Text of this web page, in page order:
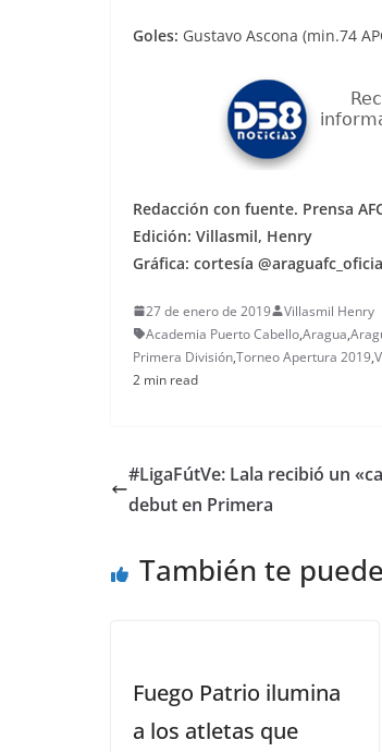
Goles: Gustavo Ascona (min.74
Redacción con fuente. Prensa
Edición: Villasmil, Henry
Gráfica: cortesía
27 de enero de 2019
Villasmil Henry
Academia Puerto Cabello,Aragua,
Primera División,Torneo Apertura 2019,
2 min read
#LigaFútVe: Lala recibió un
debut en Primera
También te
Fuego Patrio ilumina
a los atletas que